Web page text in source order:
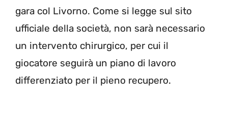
gara col Livorno. Come si legge sul sito
ufficiale della società, non sarà necessario
un intervento chirurgico, per cui il
giocatore seguirà un piano di lavoro
differenziato per il pieno recupero.